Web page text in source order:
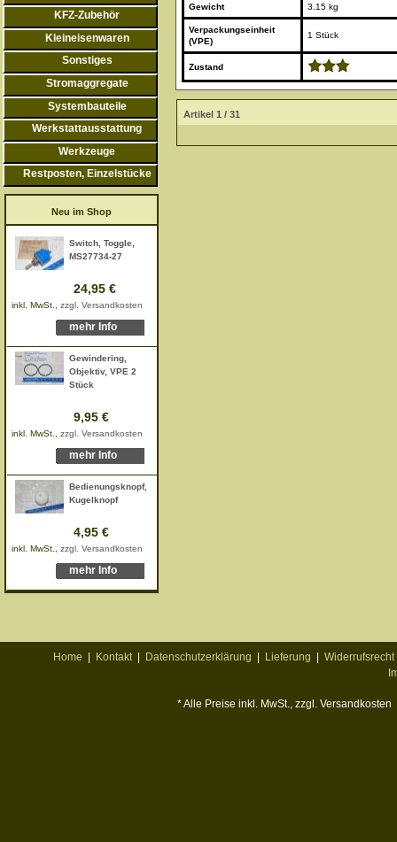
KFZ-Zubehör
Kleineisenwaren
Sonstiges
Stromaggregate
Systembauteile
Werkstattausstattung
Werkzeuge
Restposten, Einzelstücke
Neu im Shop
Switch, Toggle,
MS27734-27
24,95 €
inkl. MwSt., zzgl. Versandkosten
mehr Info
Gewindering,
Objektiv, VPE 2
Stück
9,95 €
inkl. MwSt., zzgl. Versandkosten
mehr Info
Bedienungsknopf,
Kugelknopf
4,95 €
inkl. MwSt., zzgl. Versandkosten
mehr Info
Gewicht 3.15 kg
Verpackungseinheit
(VPE)
1 Stück
Zustand
Artikel 1 / 31
Home Kontakt Datenschutzerklärung Lieferung Widerrufsrecht
* Alle Preise inkl. MwSt., zzgl. Versandkosten